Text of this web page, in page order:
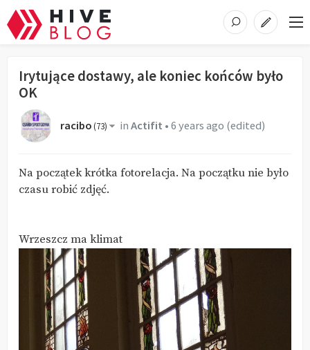
Irytujące dostawy, ale koniec końców było
OK
racibo(73) inActifit •6 years ago (edited)
Na początek krótka fotorelacja. Na początku nie było
czasu robić zdjęć.
Wrzeszcz ma klimat